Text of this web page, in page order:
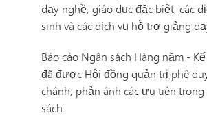
dạy nghề, giáo dục đặc biệt, các
sinh và các dịch vụ hỗ trợ giảng
Báo cáo Ngân sách Hàng năm -
đã được Hội đồng quản trị phê
chánh, phản ánh các ưu tiên
sách.